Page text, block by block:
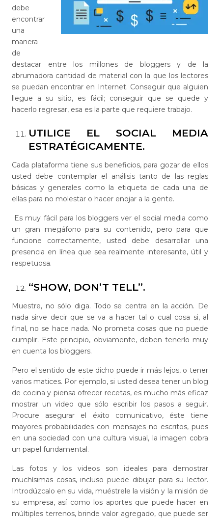
debe
encontrar
una
manera
de
destacar entre los millones de bloggers y de la
abrumadora cantidad de material con la que los lectores
se puedan encontrar en Internet. Conseguir que alguien
llegue a su sitio, es fácil; conseguir que se quede y
hacerlo regresar, esa es la parte que requiere trabajo.
UTILICE EL SOCIAL MEDIA
ESTRATÉGICAMENTE.
Cada plataforma tiene sus beneficios, para gozar de ellos
usted debe contemplar el análisis tanto de las reglas
básicas y generales como la etiqueta de cada una de
ellas para no molestar o hacer enojar a la gente.
Es muy fácil para los bloggers ver el social media como
un gran megáfono para su contenido, pero para que
funcione correctamente, usted debe desarrollar una
presencia en línea que sea realmente interesante, útil y
respetuosa.
“SHOW, DON’T TELL”.
Muestre, no sólo diga. Todo se centra en la acción. De
nada sirve decir que se va a hacer tal o cual cosa si, al
final, no se hace nada. No prometa cosas que no puede
cumplir. Este principio, obviamente, deben tenerlo muy
en cuenta los bloggers.
Pero el sentido de este dicho puede ir más lejos, o tener
varios matices. Por ejemplo, si usted desea tener un blog
de cocina y piensa ofrecer recetas, es mucho más eficaz
mostrar un video que sólo escribir los pasos a seguir.
Procure asegurar el éxito comunicativo, éste tiene
mayores probabilidades con mensajes no escritos, pues
en una sociedad con una cultura visual, la imagen cobra
un papel fundamental.
Las fotos y los videos son ideales para demostrar
muchísimas cosas, incluso puede dibujar para su lector.
Introdúzcalo en su vida, muéstrele la visión y la misión de
su empresa, así como los aportes que puede hacer en
múltiples terrenos, brinde valor agregado, que puede ser